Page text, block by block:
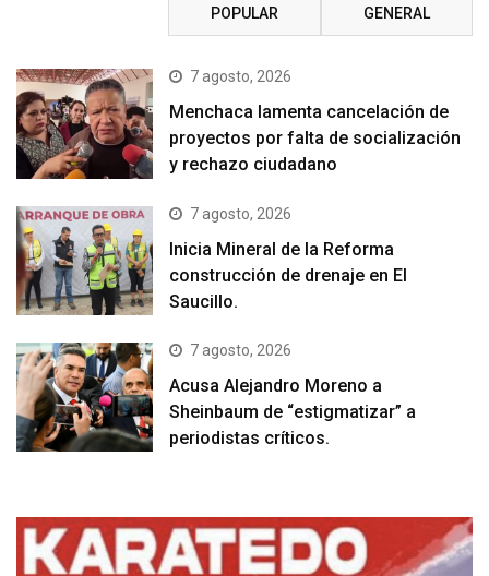
POPULAR GENERAL
7 agosto, 2026
Menchaca lamenta cancelación de
proyectos por falta de socialización
y rechazo ciudadano
7 agosto, 2026
Inicia Mineral de la Reforma
construcción de drenaje en El
Saucillo.
7 agosto, 2026
Acusa Alejandro Moreno a
Sheinbaum de “estigmatizar” a
periodistas críticos.